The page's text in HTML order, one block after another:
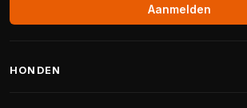
Aanmelden
HONDEN